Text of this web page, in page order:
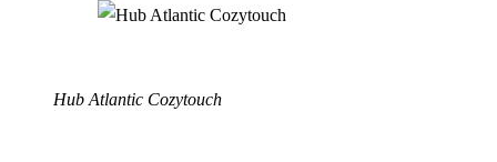
Hub Atlantic Cozytouch